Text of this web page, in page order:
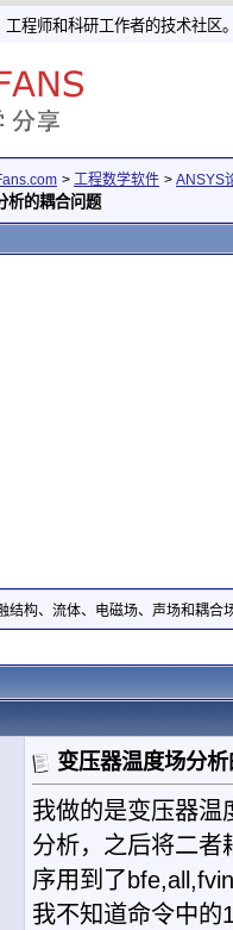
工程师和科研工作者的技术社区
> 工程数学软件 > ANSYS
析的耦合问题
结构、流体、电磁场、声场和耦合
变压器温度场分
我做的是变压器温
分析，之后将二者
序用到了
我不知道命令中的